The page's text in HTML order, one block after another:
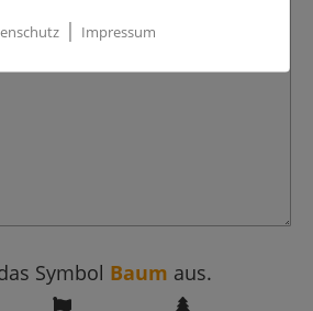
Symbol Baum aus.
| Impressum